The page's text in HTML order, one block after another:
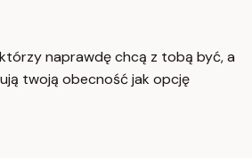
naprawdę chcą z tobą być, a
twoją obecność jak opcję